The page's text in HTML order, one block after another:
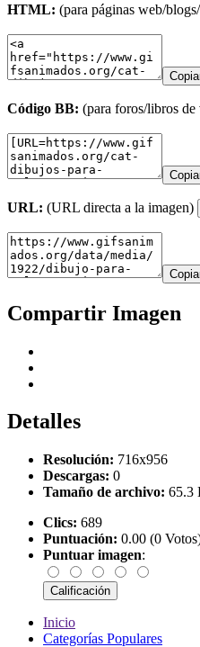
HTML: (para páginas web/
Código BB: (para foros/libros de
URL: (URL directa a la imagen)
Compartir Imagen
Detalles
Resolución: 716x956
Descargas: 0
Tamaño de archivo: 65.3
Clics: 689
Puntuación: 0.00 (0
Puntuar imagen:
Inicio
Categorías Populares